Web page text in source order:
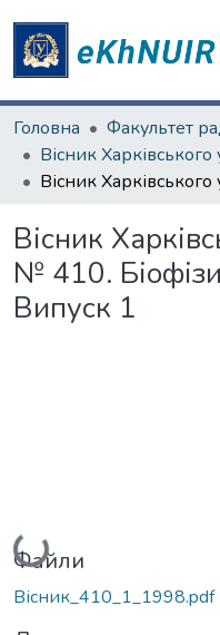
Головна
Вісник
№ 410.
Випуск 1
Вантажиться...
Файли
Вісник_410_1_1998.pdf